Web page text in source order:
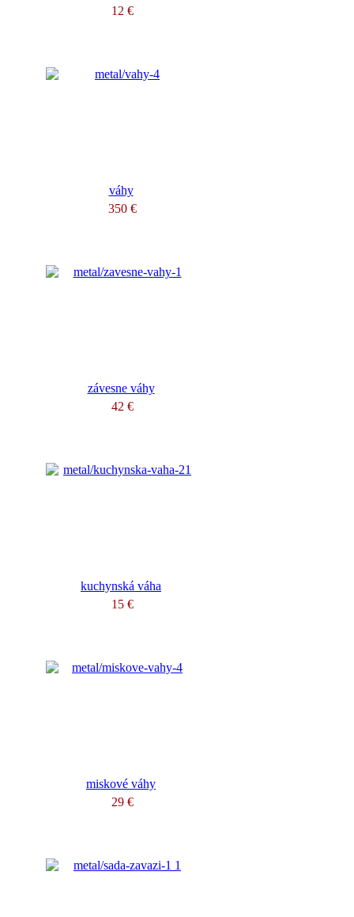
12 €
váhy
350 €
závesne váhy
42 €
kuchynská váha
15 €
miskové váhy
29 €